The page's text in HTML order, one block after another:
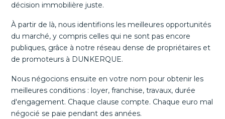
décision immobilière juste.
À partir de là, nous identifions les meilleures opportunités
du marché, y compris celles qui ne sont pas encore
publiques, grâce à notre réseau dense de propriétaires et
de promoteurs à DUNKERQUE.
Nous négocions ensuite en votre nom pour obtenir les
meilleures conditions : loyer, franchise, travaux, durée
d'engagement. Chaque clause compte. Chaque euro mal
négocié se paie pendant des années.